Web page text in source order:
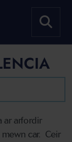
ar arfordir
car. Ceir